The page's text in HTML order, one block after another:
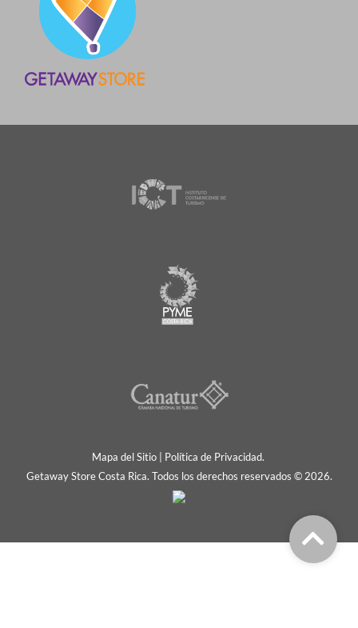
Mapa del Sitio| Política de Privacidad.
Getaway Store Costa Rica. Todos los derechos reservados © 2026.